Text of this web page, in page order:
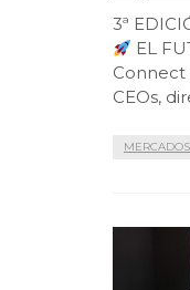
3ª
EL
Connect
CEOs,
MERCADOS